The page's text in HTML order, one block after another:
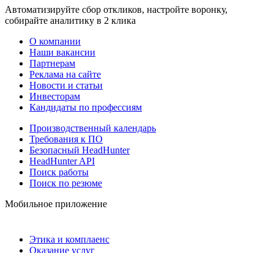
Автоматизируйте сбор откликов, настройте воронку,
собирайте аналитику в 2 клика
О компании
Наши вакансии
Партнерам
Реклама на сайте
Новости и статьи
Инвесторам
Кандидаты по профессиям
Производственный календарь
Требования к ПО
Безопасный HeadHunter
HeadHunter API
Поиск работы
Поиск по резюме
Мобильное приложение
Этика и комплаенс
Оказание услуг